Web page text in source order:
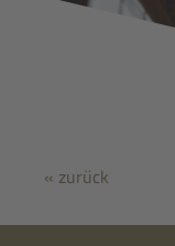
« zurück